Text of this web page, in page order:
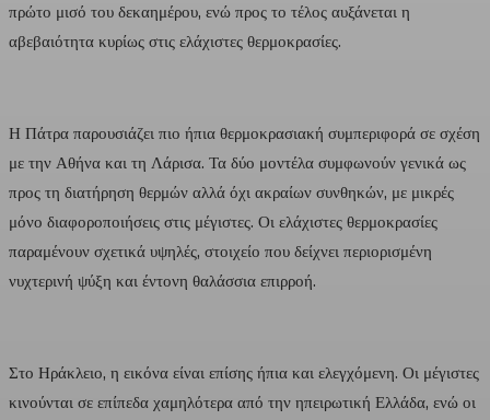
πρώτο μισό του δεκαημέρου, ενώ προς το τέλος αυξάνεται η
αβεβαιότητα κυρίως στις ελάχιστες θερμοκρασίες.
Η Πάτρα παρουσιάζει πιο ήπια θερμοκρασιακή συμπεριφορά σε σχέση
με την Αθήνα και τη Λάρισα. Τα δύο μοντέλα συμφωνούν γενικά ως
προς τη διατήρηση θερμών αλλά όχι ακραίων συνθηκών, με μικρές
μόνο διαφοροποιήσεις στις μέγιστες. Οι ελάχιστες θερμοκρασίες
παραμένουν σχετικά υψηλές, στοιχείο που δείχνει περιορισμένη
νυχτερινή ψύξη και έντονη θαλάσσια επιρροή.
Στο Ηράκλειο, η εικόνα είναι επίσης ήπια και ελεγχόμενη. Οι μέγιστες
κινούνται σε επίπεδα χαμηλότερα από την ηπειρωτική Ελλάδα, ενώ οι